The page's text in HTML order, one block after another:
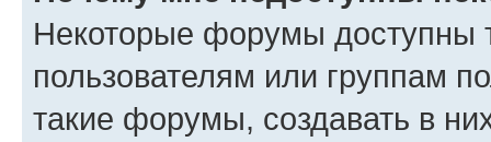
Некоторые форумы доступны
пользователям или группам
такие форумы, создавать в